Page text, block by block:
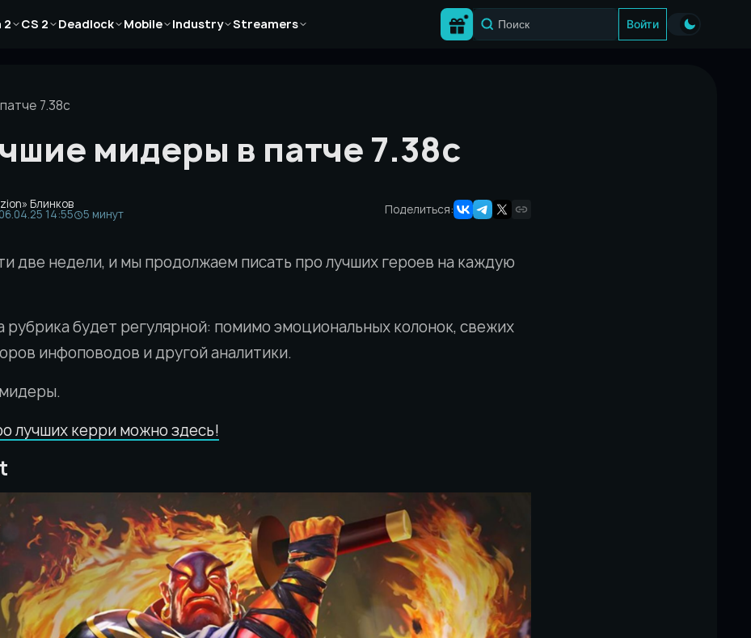
2 CS 2
СтатьиDeadlock
Статьи
Mobile
Статьи Industry
Статьи
Streamers
Статьи
Войти
7.38c
мидеры в патче 7.38c
Блинков
14:55 5 минут Поделиться:
две недели, и мы продолжаем писать про лучших героев на каждую
рубрика будет регулярной: помимо эмоциональных колонок, свежих
инфоповодов и другой аналитики.
лучших керри можно здесь!